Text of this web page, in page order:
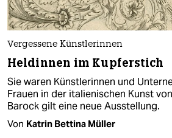
Vergessene Künstlerinnen
Heldinnen im Kupferstich
Sie waren Künstlerinnen und
Frauen in der italienischen Kunst
Barock gilt eine neue Ausstellung.
Von Katrin Bettina Müller